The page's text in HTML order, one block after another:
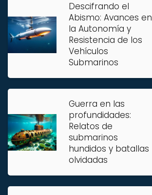
Descifrando el
Abismo: Avances en
la Autonomía y
Resistencia de los
Vehículos
Submarinos
Guerra en las
profundidades:
Relatos de
submarinos
hundidos y batallas
olvidadas